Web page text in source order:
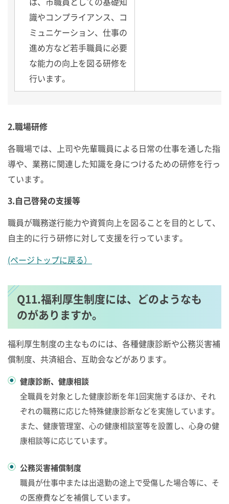
識やコンプライアンス、コ
ミュニケーション、仕事の
進め方など若手職員に必要
な能力の向上を図る研修を
行います。
2.職場研修
各職場では、上司や先輩職員による日常の仕事を通した指
導や、業務に関連した知識を身につけるための研修を行っ
ています。
3.自己啓発の支援等
職員が職務遂行能力や資質向上を図ることを目的として、
自主的に行う研修に対して支援を行っています。
(ページトップに戻る）
Q11.福利厚生制度には、どのようなも
のがありますか。
福利厚生制度の主なものには、各種健康診断や公務災害補
償制度、共済組合、互助会などがあります。
健康診断、健康相談
全職員を対象とした健康診断を年1回実施するほか、それ
ぞれの職務に応じた特殊健康診断などを実施しています。
また、健康管理室、心の健康相談室等を設置し、心身の健
康相談等に応じています。
公務災害補償制度
職員が仕事中または出退勤の途上で受傷した場合等に、そ
の医療費などを補償しています。